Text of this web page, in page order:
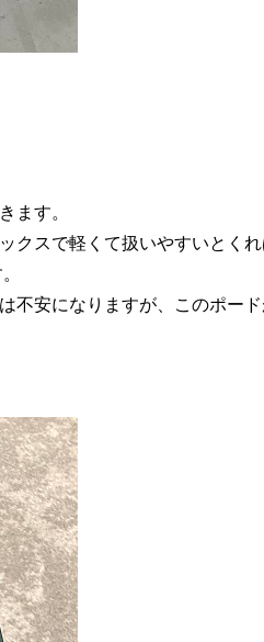
ます。
スで軽くて扱いやすいとく
安になりますが、このポー